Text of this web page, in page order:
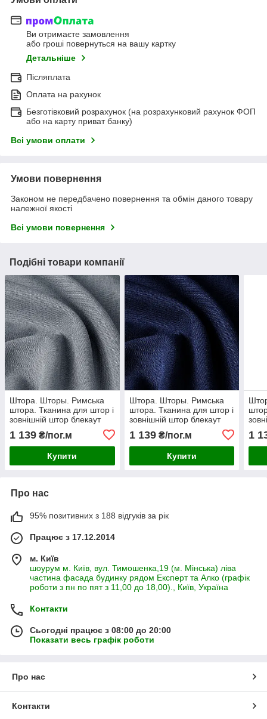
Ви отримаєте замовлення
або гроші повернуться на вашу картку
Детальніше
Післяплата
Оплата на рахунок
Безготівковий розрахунок (на розрахунковий рахунок ФОП
або на карту приват банку)
Всі умови оплати
Умови повернення
Законом не передбачено повернення та обмін даного товару
належної якості
Всі умови повернення
Подібні товари компанії
Штора. Шторы. Римська
штора. Тканина для штор і
зовнішній штор блекаут
сірий
1 139 ₴/пог.м
Купити
Штора. Шторы. Римська
штора. Тканина для штор і
зовнішній штор блекаут
синьо-фіолетовий
1 139₴/пог.м
Купити
1
Про нас
95% позитивних з 188 відгуків за рік
Працює з 17.12.2014
м. Київ
шоурум м. Київ, вул. Тимошенка,19 (м. Мінська) ліва
частина фасада будинку рядом Експерт та Алко (графік
роботи з пн по пят з 11,00 до 18,00)., Київ, Україна
Контакти
Сьогодні працює з 08:00 до 20:00
Показати весь графік роботи
Про нас
Контакти